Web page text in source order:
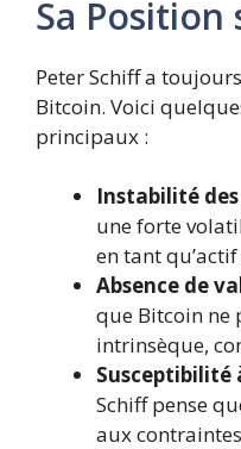
Sa
Peter Schiff a
Bitcoin. Voici
principaux :
Instabilité
une forte
en tant
Absence de
que Bitcoin ne
intrinsèque,
Susceptibilité
Schiff pense
aux